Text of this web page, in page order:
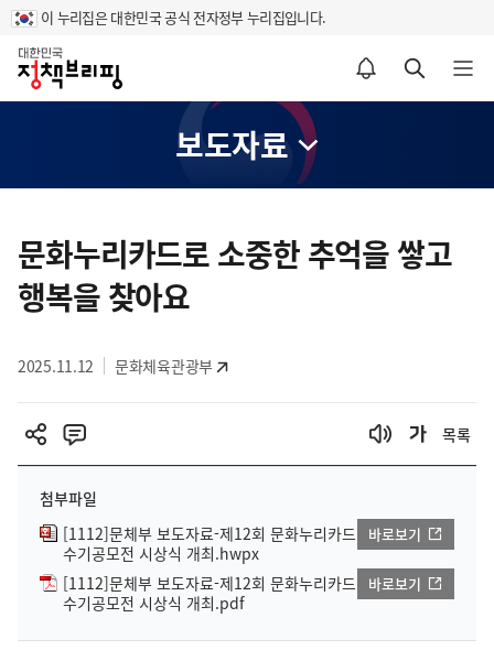
이 누리집은 대한민국 공식 전자정부 누리집입니다.
홈
알림설정 바로가기 검색 바로가기 메뉴 열기
보도자료
텐
츠
영
문화누리카드로 소중한 추억을 쌓고
행복을 찾아요
2025.11.12 문화체육관광부
목록
첨부파일
[1112]문체부 보도자료-제12회 문화누리카드
수기공모전 시상식 개최.hwpx
바로보기
[1112]문체부 보도자료-제12회 문화누리카드
수기공모전 시상식 개최.pdf
바로보기